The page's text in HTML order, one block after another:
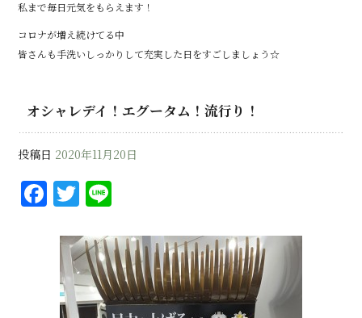
私まで毎日元気をもらえます！
コロナが増え続けてる中
皆さんも手洗いしっかりして充実した日をすごしましょう☆
オシャレデイ！エグータム！流行り！
投稿日 2020年11月20日
F
c
e
b
T
it
te
r
e